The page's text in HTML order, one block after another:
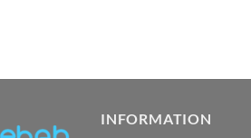
INFORMATION